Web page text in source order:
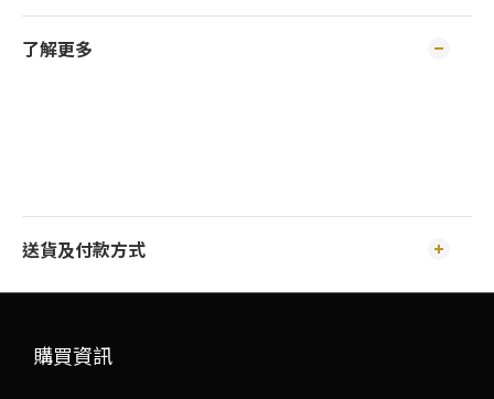
了解更多
送貨及付款方式
購買資訊